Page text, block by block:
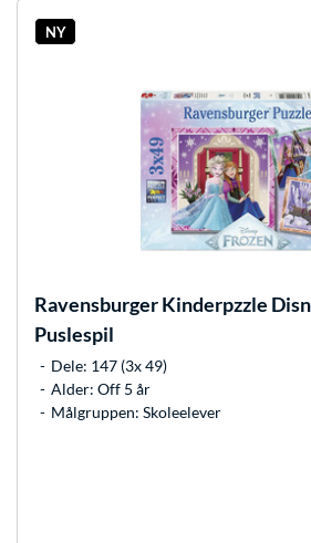
NY
RavensburgerKinderpzzle
Puslespil
Dele: 147 (3x 49)
Alder: Off 5 år
Målgruppen: Skoleelever